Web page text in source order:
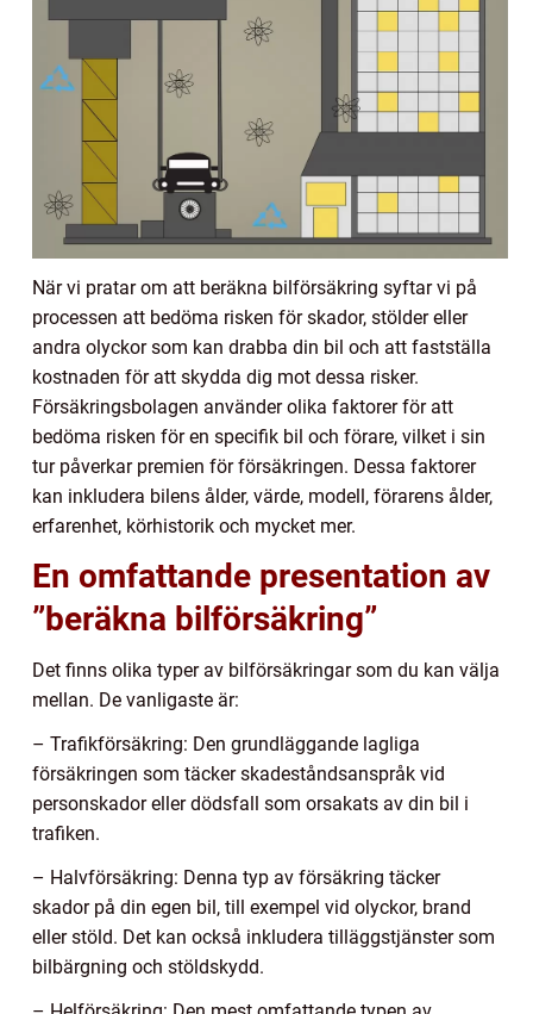
När vi pratar om att beräkna bilförsäkring syftar vi på
processen att bedöma risken för skador, stölder eller
andra olyckor som kan drabba din bil och att fastställa
kostnaden för att skydda dig mot dessa risker.
Försäkringsbolagen använder olika faktorer för att
bedöma risken för en specifik bil och förare, vilket i sin
tur påverkar premien för försäkringen. Dessa faktorer
kan inkludera bilens ålder, värde, modell, förarens ålder,
erfarenhet, körhistorik och mycket mer.
En omfattande presentation av
”beräkna bilförsäkring”
Det finns olika typer av bilförsäkringar som du kan välja
mellan. De vanligaste är:
– Trafikförsäkring: Den grundläggande lagliga
försäkringen som täcker skadeståndsanspråk vid
personskador eller dödsfall som orsakats av din bil i
trafiken.
– Halvförsäkring: Denna typ av försäkring täcker
skador på din egen bil, till exempel vid olyckor, brand
eller stöld. Det kan också inkludera tilläggstjänster som
bilbärgning och stöldskydd.